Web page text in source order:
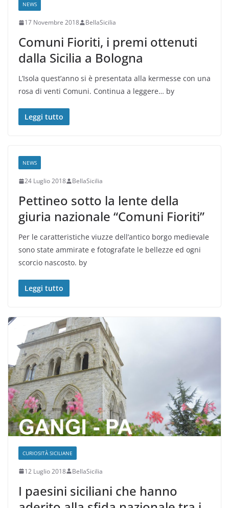
NEWS
17 Novembre 2018 BellaSicilia
Comuni Fioriti, i premi ottenuti
dalla Sicilia a Bologna
L’Isola quest’anno si è presentata alla kermesse con una
rosa di venti Comuni. Continua a leggere… by
Leggi tutto
NEWS
24 Luglio 2018 BellaSicilia
Pettineo sotto la lente della
giuria nazionale “Comuni Fioriti”
Per le caratteristiche viuzze dell’antico borgo medievale
sono state ammirate e fotografate le bellezze ed ogni
scorcio nascosto. by
Leggi tutto
CURIOSITÀ SICILIANE
12 Luglio 2018 BellaSicilia
I paesini siciliani che hanno